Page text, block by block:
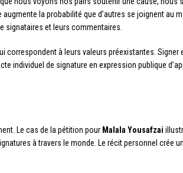
la probabilité que d’autres se joignent au
signataires et leurs commentaires.
à leurs valeurs préexistantes. Signer
individuel de signature en expression publique
Le cas de la pétition pour Malala Yousafzai
à travers le monde. Le récit personnel crée